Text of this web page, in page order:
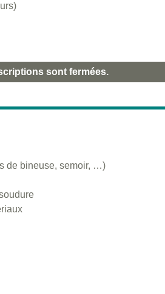
sont fermées.
de bineuse, semoir, …)